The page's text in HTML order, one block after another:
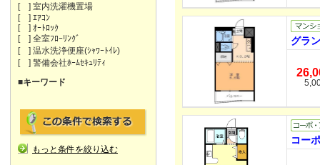
[ ] 室内洗濯機置場
[ ] ｴｱｺﾝ
[ ] ｵｰﾄﾛｯｸ
[ ] 全室ﾌﾛｰﾘﾝｸﾞ
[ ] 温水洗浄便座(ｼｬﾜｰﾄｲﾚ)
[ ] 警備会社ﾎｰﾑｾｷｭﾘﾃｨ
■キーワード
もっと条件を絞り込む
グラ
コー